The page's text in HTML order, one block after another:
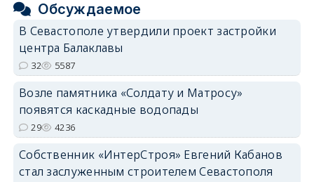
Обсуждаемое
В Севастополе утвердили проект застройки
центра Балаклавы
32 5587
Возле памятника «Солдату и Матросу»
появятся каскадные водопады
29 4236
Собственник «ИнтерСтроя» Евгений Кабанов
стал заслуженным строителем Севастополя